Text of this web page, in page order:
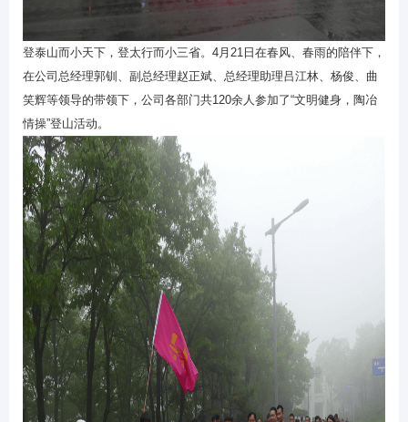
登泰山而小天下，登太行而小三省。 4 月 21 日在春风、春雨的陪伴下，
在公司总经理郭钏、副总经理赵正斌、总经理助理吕江林、杨俊、曲
笑辉等领导的带领下，公司各部门共120余人参加了“文明健身，陶冶
情操”登山活动。